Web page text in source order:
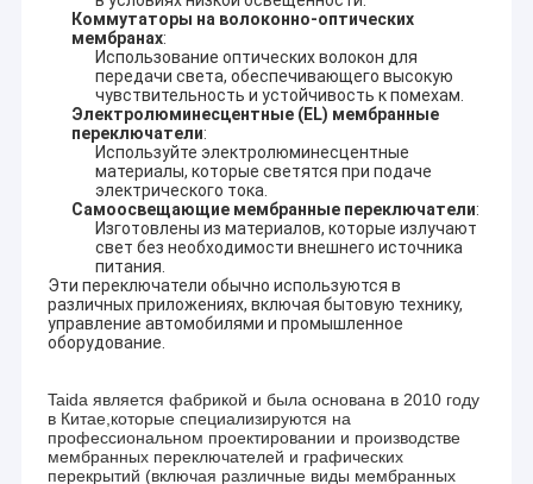
Коммутаторы на волоконно-оптических
мембранах:
Использование оптических волокон для
передачи света, обеспечивающего высокую
чувствительность и устойчивость к помехам.
Электролюминесцентные (EL) мембранные
переключатели:
Используйте электролюминесцентные
материалы, которые светятся при подаче
электрического тока.
Самоосвещающие мембранные переключатели:
Изготовлены из материалов, которые излучают
свет без необходимости внешнего источника
питания.
Эти переключатели обычно используются в
различных приложениях, включая бытовую технику,
управление автомобилями и промышленное
оборудование.
Taida является фабрикой и была основана в 2010 году
в Китае,которые специализируются на
профессиональном проектировании и производстве
мембранных переключателей и графических
перекрытий (включая различные виды мембранных